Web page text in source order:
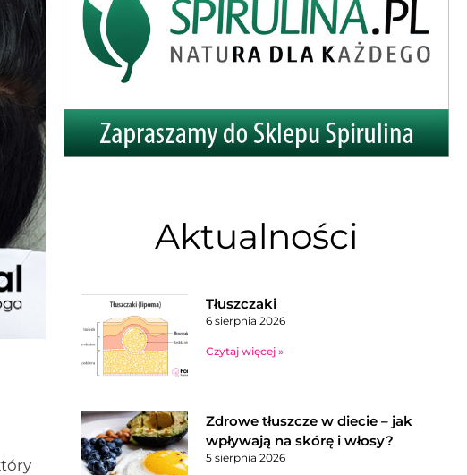
Aktualności
Tłuszczaki
6 sierpnia 2026
Czytaj więcej »
Zdrowe tłuszcze w diecie – jak
wpływają na skórę i włosy?
5 sierpnia 2026